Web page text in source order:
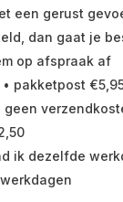
een gerust
dan gaat je
op afspraak af
pakketpost
ik dezelfde